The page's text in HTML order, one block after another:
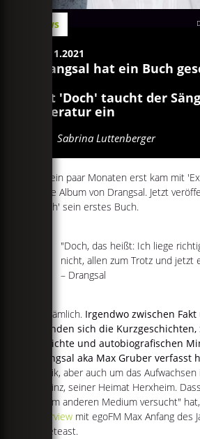
News
18.11.2021
Drangsal hat ein Buch
Mit 'Doch' taucht der
Literatur ein
Sabrina Luttenberger
Vor ein paar Monaten erst kam mit
dritte Album von Drangsal. Jetzt
'Doch' sein erstes Buch.
"Doch, das heißt: Ich liege
nicht, allen zum Trotz und jetzt
– Drangsal
So nämlich. Irgendwo zwischen
befinden sich die Kurzgeschichten,
Gedichte und autobiografischen
Drangsal aka Max Gruber verfasst
Musik, aber auch um das
Provinz, seiner Heimat Herxheim.
einem anderen Medium versucht"
Interview mit egoFM Max Anfang des
angeteast.